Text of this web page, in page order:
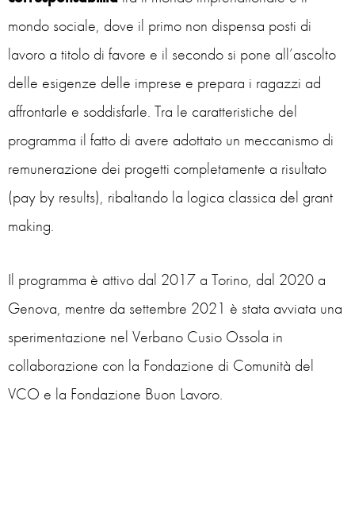
mondo sociale, dove il primo non dispensa posti di
lavoro a titolo di favore e il secondo si pone all’ascolto
delle esigenze delle imprese e prepara i ragazzi ad
affrontarle e soddisfarle. Tra le caratteristiche del
programma il fatto di avere adottato un meccanismo di
remunerazione dei progetti completamente a risultato
(pay by results), ribaltando la logica classica del grant
making.
Il programma è attivo dal 2017 a Torino, dal 2020 a
Genova, mentre da settembre 2021 è stata avviata una
sperimentazione nel Verbano Cusio Ossola in
collaborazione con la Fondazione di Comunità del
VCO e la Fondazione Buon Lavoro.